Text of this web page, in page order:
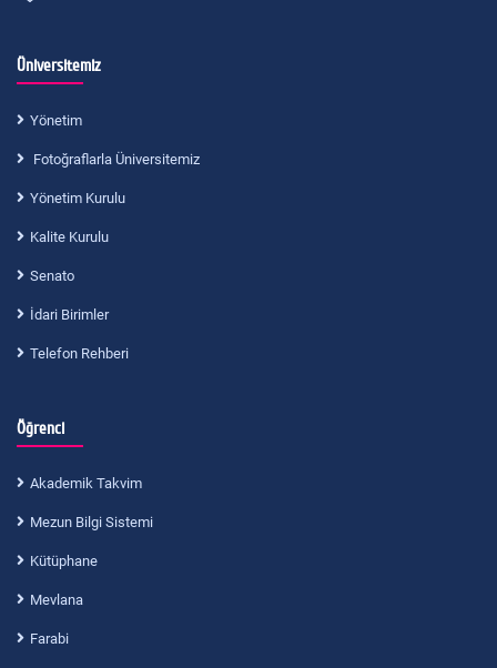
Üniversitemiz
Yönetim
Fotoğraflarla Üniversitemiz
Yönetim Kurulu
Kalite Kurulu
Senato
İdari Birimler
Telefon Rehberi
Öğrenci
Akademik Takvim
Mezun Bilgi Sistemi
Kütüphane
Mevlana
Farabi